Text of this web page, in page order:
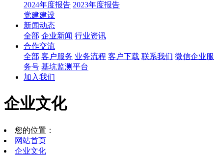
2024年度报告 2023年度报告
党建建设
新闻动态
全部 企业新闻 行业资讯
合作交流
全部 客户服务 业务流程 客户下载 联系我们 微信企业服
务号 基坑监测平台
加入我们
企业文化
您的位置：
网站首页
企业文化